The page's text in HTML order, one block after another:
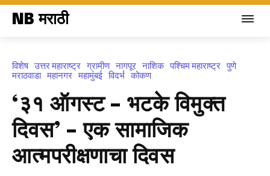
NB मराठी
विशेष उत्तर महाराष्ट्र ग्रामीण नागपूर नाशिक पश्चिम महाराष्ट्र पुणे
मराठवाडा महानगर महामुंबई विदर्भ कोकण
‘३१ ऑगस्ट – भटके विमुक्त
दिवस’ – एक सामाजिक
आत्मपरीक्षणाचा दिवस